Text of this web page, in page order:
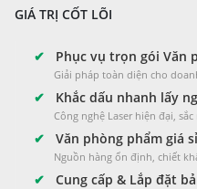
GIÁ TRỊ CỐT LÕI
✔ Phục vụ trọn gói Văn
Giải pháp toàn diện cho
✔ Khắc dấu nhanh lấy
Công nghệ Laser hiện đại, sắc
✔ Văn phòng phẩm giá sỉ
Nguồn hàng ổn định, chiết
✔ Cung cấp & Lắp đặt